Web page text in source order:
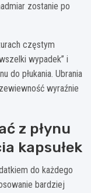
zostanie po
częstym
wypadek” i
do płukania. Ubrania
wyraźnie
z płynu
kapsułek
do każdego
bardziej